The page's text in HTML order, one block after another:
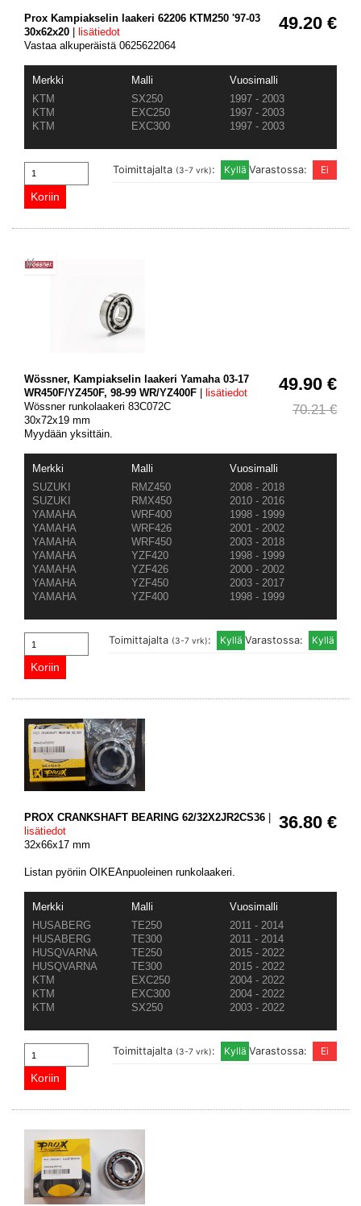
49.20 €
Prox Kampiakselin laakeri 62206 KTM250 '97-03
30x62x20
lisätiedot
Vastaa alkuperäistä 0625622064
Merkki Malli
Vuosimalli
KTM
SX250
1997 - 2003
KTM
EXC250
1997 - 2003
KTM
EXC300 1997 - 2003
Varastossa:
Toimittajalta (3-7 vrk):
49.90 €
70.21 €
Wössner, Kampiakselin laakeri Yamaha 03-17
WR450F/YZ450F, 98-99 WR/YZ400F
lisätiedot
Wössner runkolaakeri 83C072C
30x72x19 mm
Myydään yksittäin.
Merkki Malli
Vuosimalli
SUZUKI
RMZ450
2008 - 2018
SUZUKI
RMX450
2010 - 2016
YAMAHA
WRF400
1998 - 1999
YAMAHA
WRF426
2001 - 2002
YAMAHA
WRF450
2003 - 2018
YAMAHA
YZF420
1998 - 1999
YAMAHA
YZF426
2000 - 2002
YAMAHA
YZF450
2003 - 2017
YAMAHA
YZF400 1998 - 1999
Varastossa:
Toimittajalta (3-7 vrk):
36.80 €
PROX CRANKSHAFT BEARING 62/32X2JR2CS36
lisätiedot
32x66x17 mm
Listan pyöriin OIKEAnpuoleinen runkolaakeri.
Merkki Malli
Vuosimalli
HUSABERG
TE250
2011 - 2014
HUSABERG
TE300
2011 - 2014
HUSQVARNA
TE250
2015 - 2022
HUSQVARNA
TE300
2015 - 2022
KTM
EXC250
2004 - 2022
KTM
EXC300
2004 - 2022
KTM
SX250 2003 - 2022
Varastossa:
Toimittajalta (3-7 vrk):